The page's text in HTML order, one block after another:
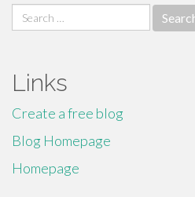
Search
for:
Links
Create a free blog
Blog Homepage
Homepage